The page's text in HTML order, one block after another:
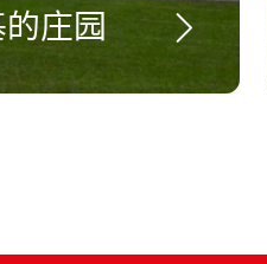
庄园